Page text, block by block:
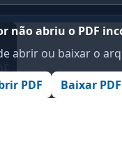
não abriu o PDF
abrir ou baixar o
PDF Baixar PDF